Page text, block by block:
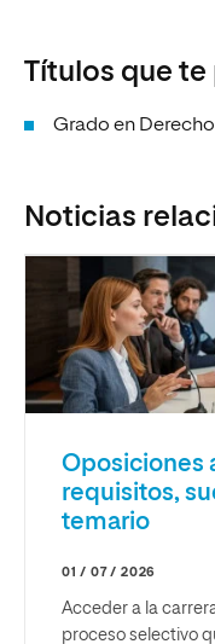
Títulos que
Grado en Derecho
Noticias
Oposiciones
requisitos,
temario
01 / 07 / 2026
Acceder a la
proceso selectivo